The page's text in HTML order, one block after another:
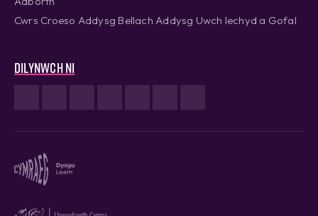
Cwrs Croeso Addysg Bellach Addysg Uwch Iechyd a Gofal
Dilynwch ni